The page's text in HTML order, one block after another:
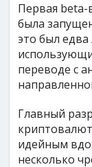
Первая beta-
была
это был
переводе с
Главный
идейным
несколько